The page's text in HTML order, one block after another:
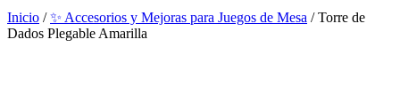
Inicio /✨ Accesorios y Mejoras para Juegos de Mesa / Torre de
Dados Plegable Amarilla